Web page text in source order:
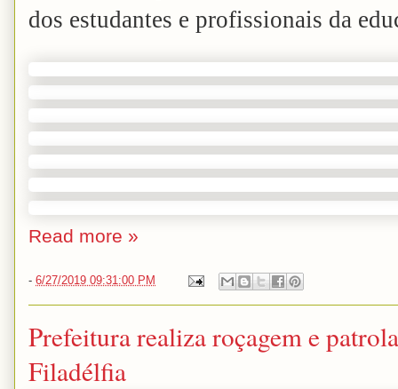
dos estudantes e profissionais da
Read more »
- 6/27/2019 09:31:00 PM
Prefeitura realiza roçagem e
Filadélfia